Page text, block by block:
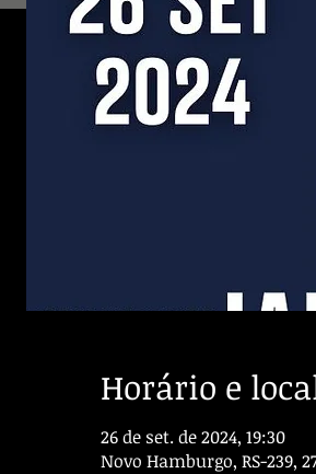
Horário e
26 de set. de 2024, 19:30
Novo Hamburgo, RS-239,